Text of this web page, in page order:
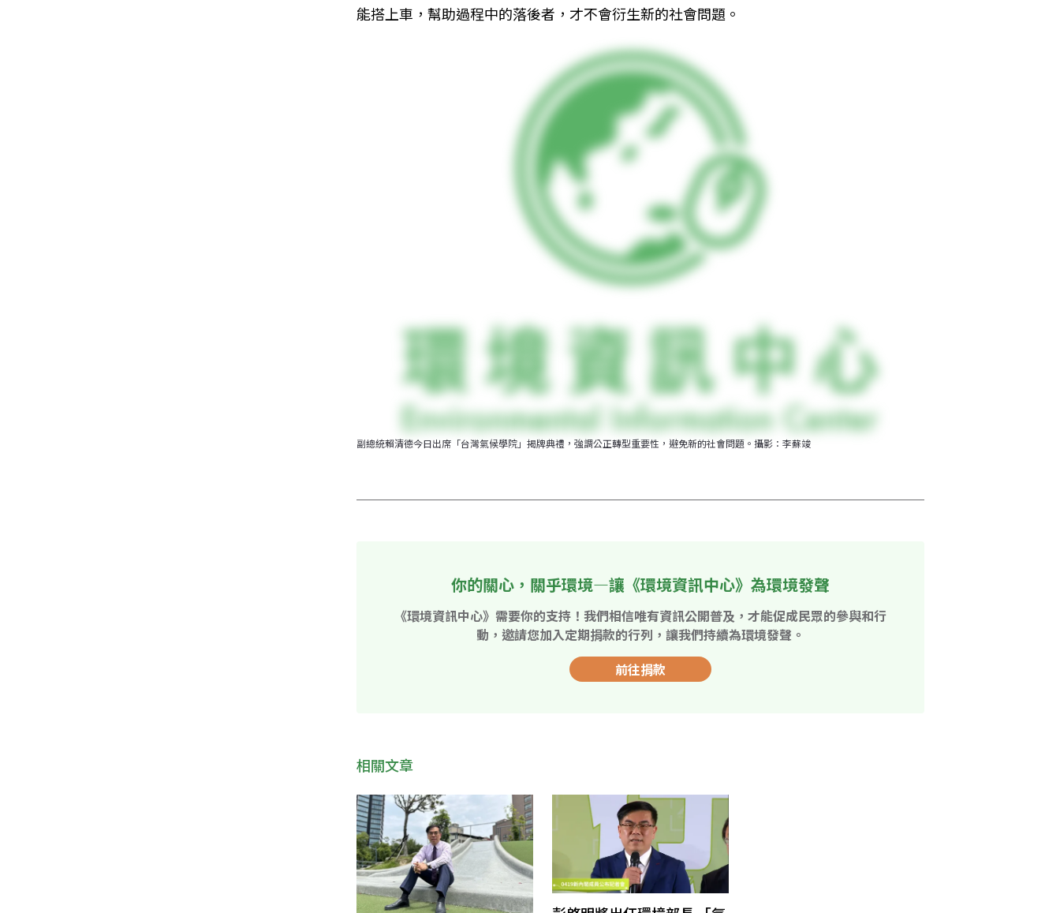
能搭上車，幫助過程中的落後者，才不會衍生新的社會問題。
副總統賴清德今日出席「台灣氣候學院」揭牌典禮，強調公正轉型重要性，避免新的社會問題。攝影：李蘇竣
你的關心，關乎環境—讓《環境資訊中心》為環境發聲
《環境資訊中心》需要你的支持！我們相信唯有資訊公開普及，才能促成民眾的參與和行
動，邀請您加入定期捐款的行列，讓我們持續為環境發聲。
前往捐款
相關文章